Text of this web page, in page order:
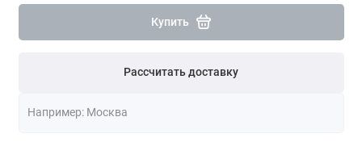
Купить
Рассчитать доставку